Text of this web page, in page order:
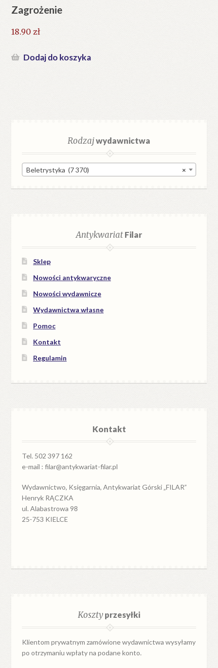
Zagrożenie
18.90 zł
Dodaj do koszyka
Rodzajwydawnictwa
×
Beletrystyka (7 370)
AntykwariatFilar
Sklep
Nowości antykwaryczne
Nowości wydawnicze
Wydawnictwa własne
Pomoc
Kontakt
Regulamin
Kontakt
Tel. 502 397 162
e-mail : filar@antykwariat-filar.pl
Wydawnictwo, Księgarnia, Antykwariat Górski „FILAR”
Henryk RĄCZKA
ul. Alabastrowa 98
25-753 KIELCE
Kosztyprzesyłki
Klientom prywatnym zamówione wydawnictwa wysyłamy
po otrzymaniu wpłaty na podane konto.